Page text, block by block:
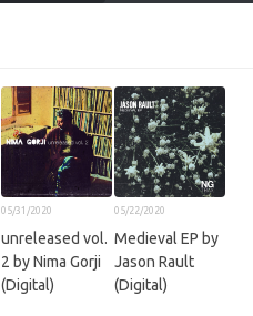
05/31/2020
unreleased vol​​.​​
2 by Nima Gorji
(Digital)
05/22/2020
Medieval EP by
Jason Rault
(Digital)